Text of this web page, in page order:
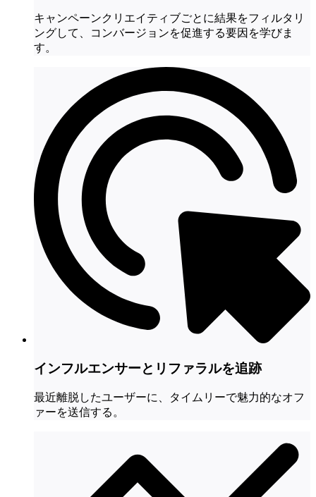
キャンペーンクリエイティブごとに結果をフィルタリ
ングして、コンバージョンを促進する要因を学びま
す。
インフルエンサーとリファラルを追跡
最近離脱したユーザーに、タイムリーで魅力的なオフ
ァーを送信する。